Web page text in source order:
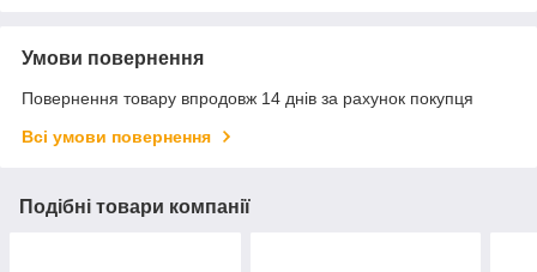
Умови повернення
Повернення товару впродовж 14 днів за рахунок покупця
Всі умови повернення
Подібні товари компанії